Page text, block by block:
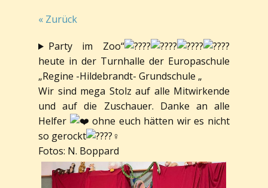
« Zurück
Party im Zoo“
heute in der Turnhalle der Europaschule
„Regine -Hildebrandt- Grundschule „
Wir sind mega Stolz auf alle Mitwirkende
und auf die Zuschauer. Danke an alle
Helfer
ohne euch hätten wir es nicht
so gerockt
Fotos: N. Boppard